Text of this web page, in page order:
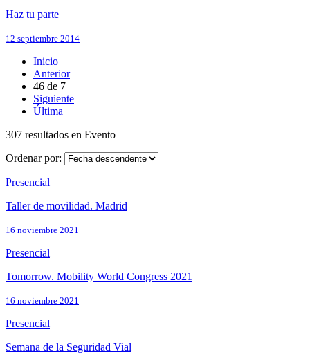
Haz tu parte
12 septiembre 2014
Inicio
Anterior
46 de 7
Siguiente
Última
307 resultados en Evento
Ordenar por:
Presencial
Taller de movilidad. Madrid
16 noviembre 2021
Presencial
Tomorrow. Mobility World Congress 2021
16 noviembre 2021
Presencial
Semana de la Seguridad Vial